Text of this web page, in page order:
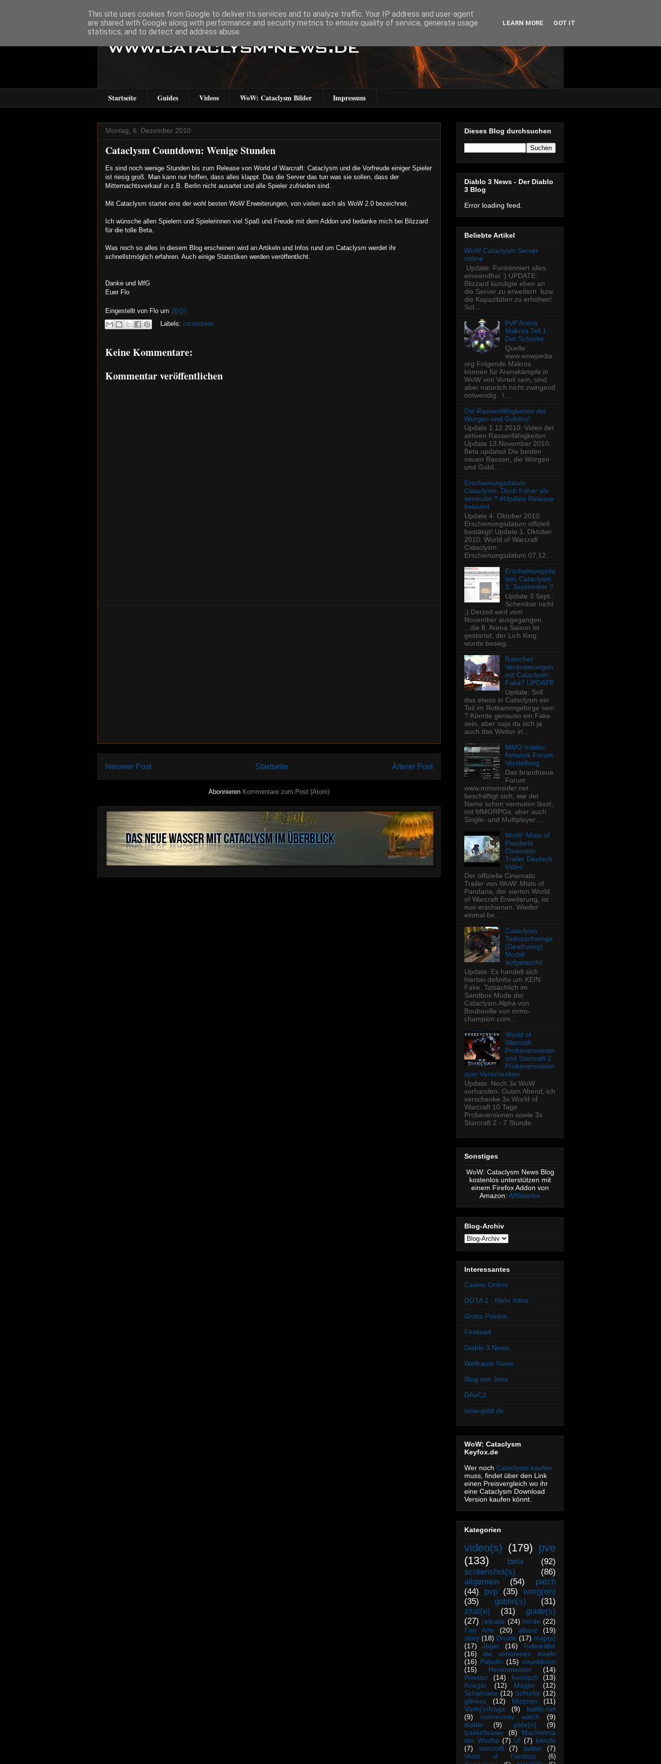
Startseite Guides Videos WoW: Cataclysm Bilder Impressum
Montag, 6. Dezember 2010
Cataclysm Countdown: Wenige Stunden
Es sind noch wenige Stunden bis zum Release von World of Warcraft: Cataclysm und die Vorfreude einiger Spieler
ist riesig groß. Man kann nur hoffen, dass alles klappt. Das die Server das tun was sie sollen, dass der
Mitternachtsverkauf in z.B. Berlin nicht ausartet und alle Spieler zufrieden sind.
Mit Cataclysm startet eins der wohl besten WoW Erweiterungen, von vielen auch als WoW 2.0 bezeichnet.
Ich wünsche allen Spielern und Spielerinnen viel Spaß und Freude mit dem Addon und bedanke mich bei Blizzard
für die tolle Beta.
Was noch so alles in diesem Blog erscheinen wird an Artikeln und Infos rund um Cataclysm werdet ihr
schnellstmöglich erfahren. Auch einige Statistiken werden veröffentlicht.
Danke und MfG
Euer Flo
Eingestellt von Flo um 20:07
Labels: countdown
Keine Kommentare:
Kommentar veröffentlichen
Neuerer Post Älterer Post
Startseite
Abonnieren Kommentare zum Post (Atom)
Dieses Blog durchsuchen
Diablo 3 News - Der Diablo
3 Blog
Error loading feed.
Beliebte Artikel
WoW Cataclysm Server
online
Update: Funktioniert alles
einwandfrei :) UPDATE:
Blizzard kündigte eben an
die Server zu erweitern bzw.
die Kapazitäten zu erhöhen!
Sol...
PvP Arena
Makros Teil 1:
Der Schurke
Quelle:
www.wowpedia.
org Folgende Makros
können für Arenakämpfe in
WoW von Vorteil sein, sind
aber natürlich nicht zwingend
notwendig. I...
Die Rassenfähigkeiten der
Worgen und Goblins!
Update 1.12.2010: Video der
aktiven Rassenfähigkeiten
Update 13.November 2010:
Beta updated Die beiden
neuen Rassen, die Worgen
und Gobli...
Erscheinungsdatum
Cataclysm: Doch früher als
vermutet ? #Update Release
bekannt
Update 4. Oktober 2010:
Erscheinungsdatum offiziell
bestätigt! Update 1. Oktober
2010: World of Warcraft
Cataclysm
Erscheinungsdatum 07.12...
Erscheinungsda
tum Cataclysm
3. September ?
Update 3.Sept.:
Scheinbar nicht
;) Derzeit wird vom
November ausgegangen.
...die 8. Arena Saison ist
gestartet, der Lich King
wurde besieg...
Ratschet
Veränderungen
mit Cataclysm
Fake? UPDATE
Update: Soll
das etwas in Cataclysm ein
Teil im Rotkammgebirge sein
? Könnte genauso ein Fake
sein, aber naja da sich ja
auch das Wetter in...
MMO Insider
Network Forum
Vorstellung
Das brandneue
Forum
www.mmoinsider.net
beschäftigt sich, wie der
Name schon vermuten lässt,
mit MMORPGs, aber auch
Single- und Multiplayer...
WoW: Mists of
Pandaria
Cinematic
Trailer Deutsch
Video
Der offizielle Cinematic
Trailer von WoW: Mists of
Pandaria, der vierten World
of Warcraft Erweiterung, ist
nun erschienen. Wieder
einmal be...
Cataclysm
Todesschwinge
(Deathwing)
Model
aufgetaucht
Update: Es handelt sich
hierbei definitiv um KEIN
Fake. Tatsächlich im
Sandbox Mode der
Cataclysm Alpha von
Boubouille von mmo-
champion.com...
World of
Warcraft
Probeversionen
und Starcraft 2
Probeversionen
zum Verschenken
Update: Noch 3x WoW
vorhanden. Guten Abend, ich
verschenke 3x World of
Warcraft 10 Tage
Probeversionen sowie 3x
Starcraft 2 - 7 Stunde...
Sonstiges
WoW: Cataclysm News Blog
kostenlos unterstützen mit
einem Firefox Addon von
Amazon: Affiliatefox
Blog-Archiv
Interessantes
Casino Online
DOTA 2 - Mehr Infos
Gratis Pokern
Firstload
Diablo 3 News
Weltraum News
Blog von Jens
DAoC2
wow-gold.de
WoW: Cataclysm
Keyfox.de
Wer noch Cataclysm kaufen
muss, findet über den Link
einen Preisvergleich wo ihr
eine Cataclysm Download
Version kaufen könnt.
Kategorien
video(s) (179) pve
(133)
beta
(92)
screenshot(s)
(86)
allgemein
(54)
patch
(44)
pvp (35)
worg(en)
(35)
goblin(s)
(31)
zitat(e)
(31)
guide(s)
(27) release (24) horde (22)
Fan Arts
(20) allianz
(19)
story (18) Druide (17) map(s)
(17)
Jäger (16)
Todesritter
(16)
die verlorenen inseln
(16) Paladin (15) countdown
(15)
Hexenmeister
(14)
Priester
(14) heroisch
(13)
Krieger
(12) Magier
(12)
Schamane (12) Schurke (12)
gilneas
(12) blizzcon
(11)
Vashj’ir/Naga
(9)
battle.net
(9)
community watch
(9)
diablo
(9) gilde(n)
(9)
trailer/teaser
(8)
Machinima
der Woche (7) UI (7) berufe
(7)
starcraft (7) twitter (7)
Mists of Pandaria
(6)
This site uses cookies from Google to deliver its services and to analyze traffic. Your IP address and user-agent
are shared with Google along with performance and security metrics to ensure quality of service, generate usage
statistics, and to detect and address abuse.
LEARN MORE GOT IT